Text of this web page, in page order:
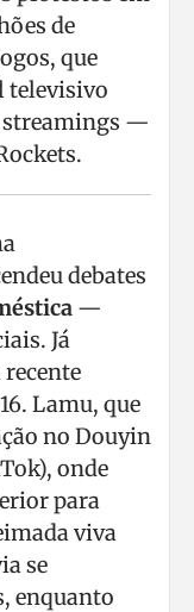
de
que
televisivo
streamings —
debates
—
Já
Lamu, que
no Douyin
onde
para
viva
se
enquanto